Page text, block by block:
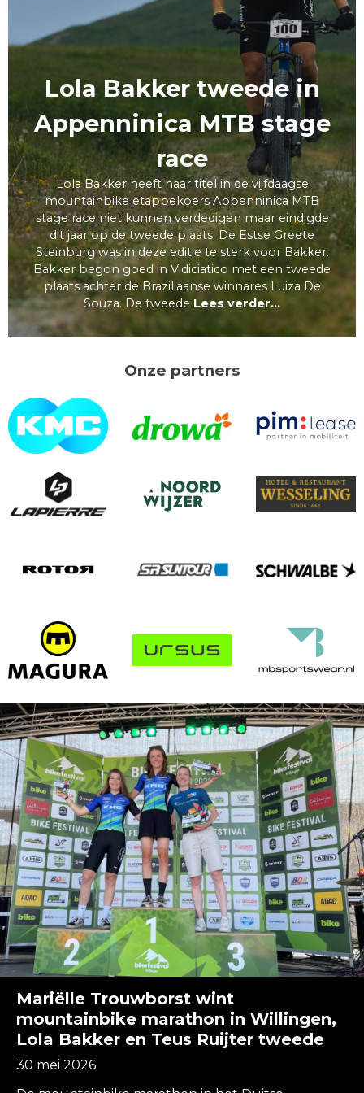
Lola Bakker tweede in
Appenninica MTB stage
race
Lola Bakker heeft haar titel in de vijfdaagse
mountainbike etappekoers Appenninica MTB
stage race niet kunnen verdedigen maar eindigde
dit jaar op de tweede plaats. De Estse Greete
Steinburg was in deze editie te sterk voor Bakker.
Bakker begon goed in Vidiciatico met een tweede
plaats achter de Braziliaanse winnares Luiza De
Souza. De tweede Lees verder...
Onze partners
Mariëlle Trouwborst wint
mountainbike marathon in Willingen,
Lola Bakker en Teus Ruijter tweede
30 mei 2026